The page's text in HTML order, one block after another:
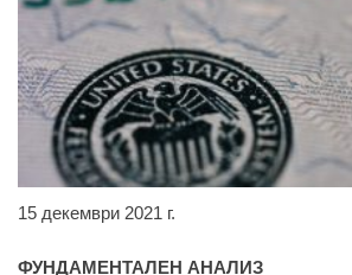
15 декември 2021 г.
ФУНДАМЕНТАЛЕН АНАЛИЗ